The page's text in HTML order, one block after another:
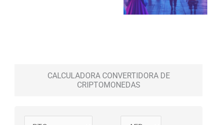
CALCULADORA CONVERTIDORA DE
CRIPTOMONEDAS